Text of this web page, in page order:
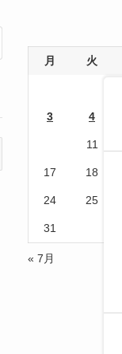
月 火
3 4
11
17 18
24 25
31
« 7月